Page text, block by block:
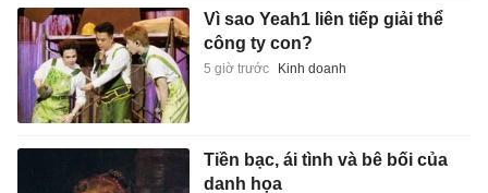
Vì sao Yeah1 liên tiếp giải thể
công ty con?
5 giờ trước Kinh doanh
Tiền bạc, ái tình và bê bối của
danh họa